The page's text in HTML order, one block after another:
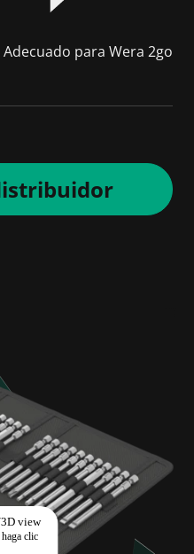
Adecuado para Wera 2go